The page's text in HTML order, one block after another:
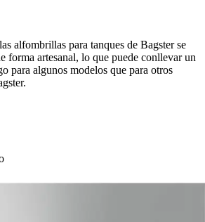
alfombrillas para tanques de Bagster se
forma artesanal, lo que puede conllevar un
para algunos modelos que para otros